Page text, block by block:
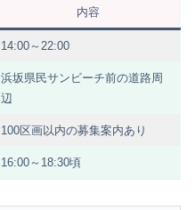
内容
14:00～22:00
浜坂県民サンビーチ前の道路周
辺
100区画以内の募集案内あり
16:00～18:30頃